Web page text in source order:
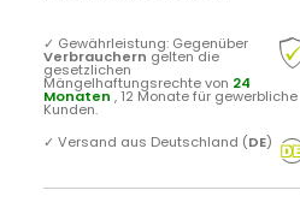
✓ Gewährleistung: Gegenüber
Verbrauchern gelten die
gesetzlichen
Mängelhaftungsrechte von 24
Monaten , 12 Monate für gewerbliche
Kunden.
✓ Versand aus Deutschland (DE)